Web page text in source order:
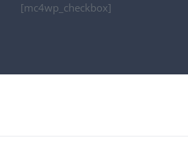
[mc4wp_checkbox]